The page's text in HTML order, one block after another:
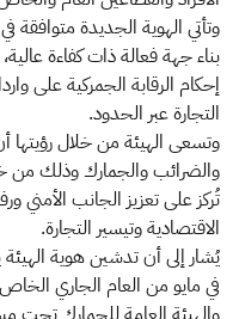
وتأتي الهوية الجديدة متوافقة
بناء جهة فعالة ذات كفاءة
إحكام الرقابة الجمركية على
التجارة عبر الحدود.
وتسعى الهيئة من خلال رؤيتها
والضرائب والجمارك وذلك من
تُركز على تعزيز الجانب الأمني
الاقتصادية وتيسير التجارة.
يُشار إلى أن تدشين هوية
في مايو من العام الجاري